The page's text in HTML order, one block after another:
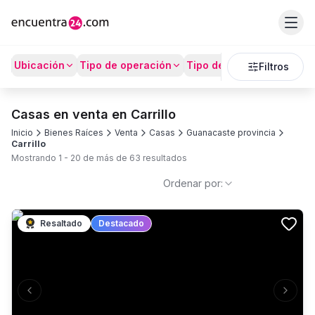
Ubicación Tipo de operación Tipo de Propiedad
Filtros
Casas en venta en Carrillo
Inicio Bienes Raíces Venta Casas
Guanacaste provincia
Carrillo
Mostrando 1 - 20 de más de 63 resultados
Ordenar por:
Previous slide Next
Resaltado Destacado